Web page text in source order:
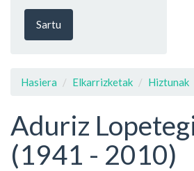
Sartu
Hasiera Elkarrizketak Hiztunak
Aduriz
(1941 - 2010)